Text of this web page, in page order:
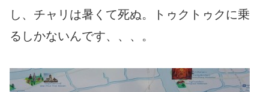
し、チャリは暑くて死ぬ。トゥクトゥクに乗
るしかないんです、、、。